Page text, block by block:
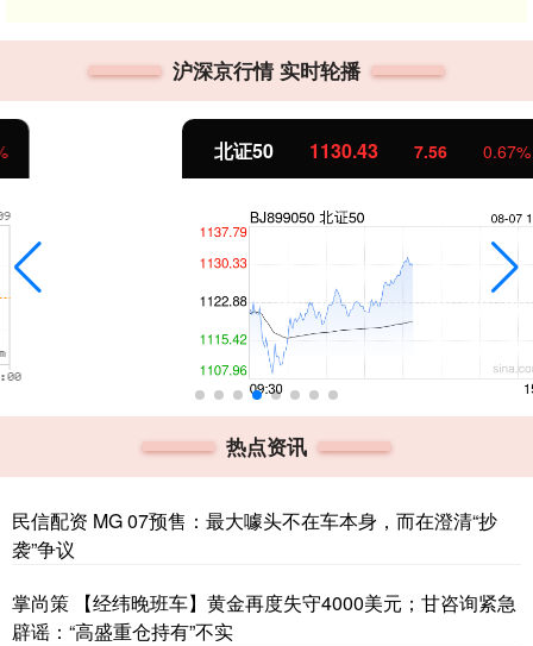
沪深京行情 实时轮播
1130.43 7.56 0.67%
热点资讯
民信配资 MG 07预售：最大噱头不在车本身，而在澄清“抄
袭”争议
掌尚策 【经纬晚班车】黄金再度失守4000美元；甘咨询紧急
辟谣：“高盛重仓持有”不实